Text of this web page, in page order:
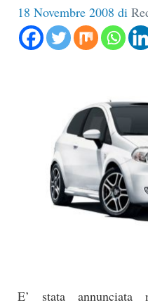
18 Novembre 2008 di
E’ stata